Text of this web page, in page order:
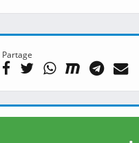
Partage